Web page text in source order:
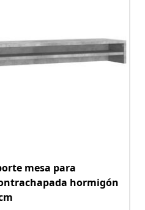
mesa para
hormigón